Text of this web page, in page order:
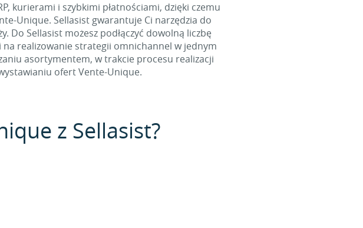
kurierami i szybkimi płatnościami, dzięki czemu
Unique. Sellasist gwarantuje Ci narzędzia do
Do Sellasist możesz podłączyć dowolną liczbę
realizowanie strategii omnichannel w jednym
asortymentem, w trakcie procesu realizacji
ofert Vente-Unique.
z Sellasist?